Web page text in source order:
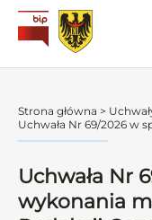
Strona główna >
Uchwała Nr 69/2026 w
Uchwała Nr
wykonania